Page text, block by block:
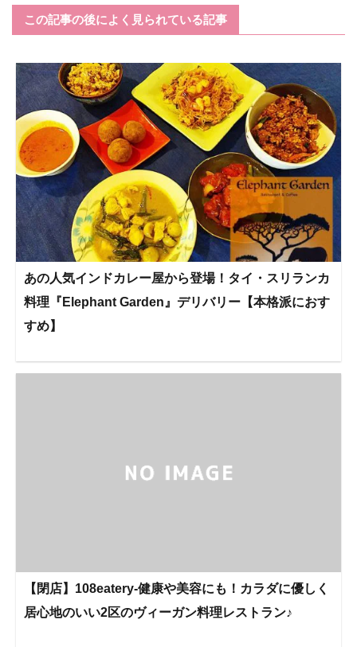
この記事の後によく見られている記事
あの人気インドカレー屋から登場！タイ・スリランカ
料理『Elephant Garden』デリバリー【本格派におす
すめ】
【閉店】108eatery-健康や美容にも！カラダに優しく
居心地のいい2区のヴィーガン料理レストラン♪